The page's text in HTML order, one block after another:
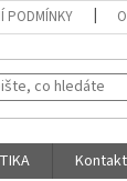
PODMÍNKY
Kontakt